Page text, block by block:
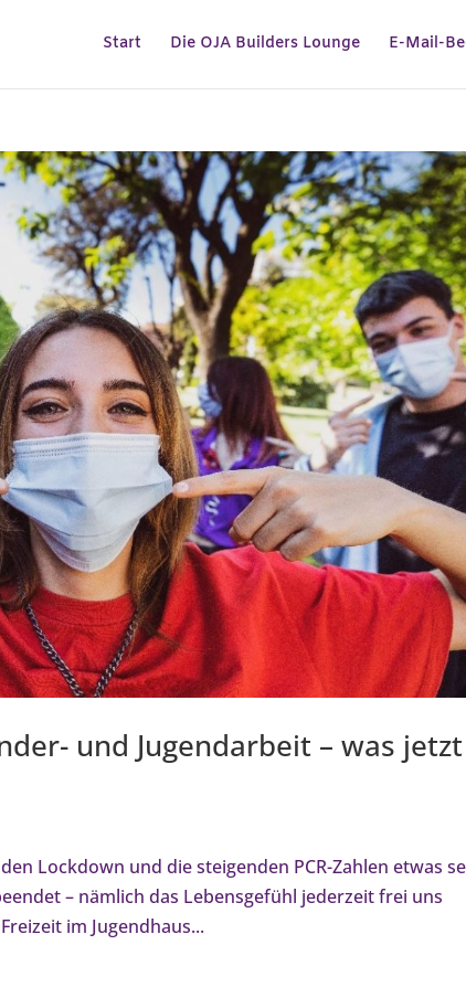
Start Die OJA Builders Lounge E-Mail-
und Jugendarbeit – was jetzt
Lockdown und die steigenden PCR-Zahlen etwas
– nämlich das Lebensgefühl jederzeit frei uns
im Jugendhaus...